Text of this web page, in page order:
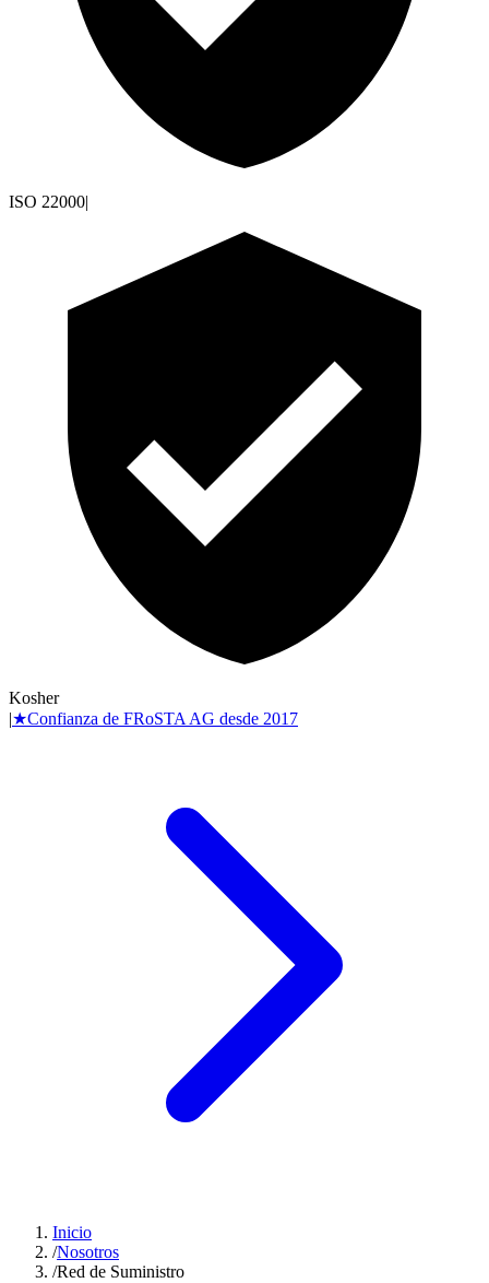
ISO 22000|
Kosher
|★Confianza de FRoSTA AG desde 2017
Inicio
/Nosotros
/Red de Suministro